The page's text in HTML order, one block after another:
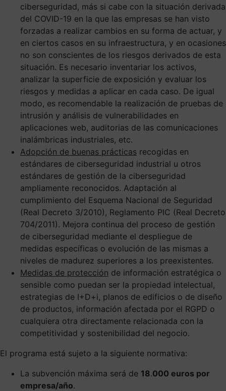
ciberseguridad, más si cabe con la situación derivada
del COVID-19 en la que las empresas se han visto
forzadas a realizar cambios en su forma de actuar, y
en ciertos casos en su infraestructura, y en ocasiones
no son conscientes de los riesgos derivados de esta
situación. Es necesario inventariar los activos,
analizar la superficie de exposición y evaluar los
riesgos y medidas a aplicar en cada caso. De igual
modo, es recomendable la realización de pruebas de
intrusión y análisis de vulnerabilidades en
aplicaciones web, auditorias de las comunicaciones
inalámbricas industriales, etc.
Adopción de buenas prácticas recogidas en
estándares de ciberseguridad industrial u otros
estándares de gestión de la ciberseguridad
ampliamente reconocidos. Adaptación al
cumplimiento del Esquema Nacional de Seguridad
(Real Decreto 3/2010), Reglamento PIC (Real Decreto
704/2011). Mejora continua del proceso de gestión
de ciberseguridad mediante el despliegue de
medidas específicas o evolución de las mismas a
niveles de madurez superiores a los preexistentes.
Medidas de protección de información estratégica o
sensible como puedan ser la propiedad intelectual,
estrategias de I+D+i, planos de edificios o de diseño
de productos, información afectada por el RGPD o
cualquiera otra directamente relacionada con la
competitividad y sostenibilidad del negocio.
El programa está sujeto a la siguiente normativa:
La subvención máxima será de 18.000 euros por
empresa/año.